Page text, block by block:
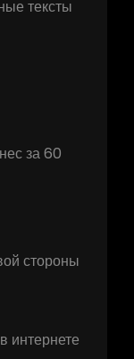
тексты
за 60
стороны
интернете